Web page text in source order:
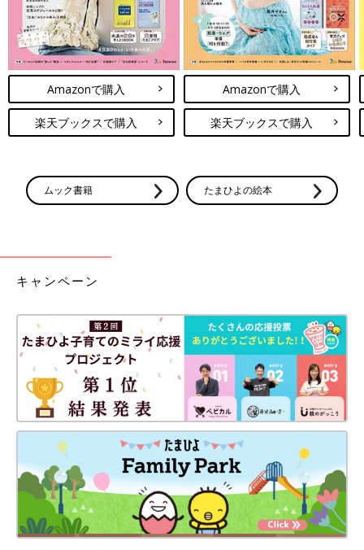
電子レンジについて
●電子レンジは600Wが基準です。電子レンジが600W以外のワッ
ト数の場合、加熱時間はメーカーにお問い合わせください。電子
レンジは機種により加熱時間が違います。初めはレシピより短い
時間で加熱し、様子を見ながら加熱時間を調節しましょう。
●電子レンジで液体を加熱するとき、沸点に達していても沸騰し
ない場合がごくまれにあります。この状態の液体がちょっとした
す(＝突沸現象)。やけどの原因になりますので、ご注意くださ
い。
●電子レンジを使う際は、広口の耐熱容器に入れて水分を加え、
●材料は、2019年通知の厚生労働省策定「授乳・離乳の支援ガイ
ド」を目安に、作りやすい分量にしています。赤ちゃんの食べら
れる量・かたさなどには個人差があるので、その子に合ったペー
スで進めましょう。なお、食物アレルギーと診断されている場合
は、医師の指導、指示に従ってください。
●だし汁や野菜スープ、水、湯などの水分量は出来上がり量を目
安にしています。使う鍋の大きさや火力、食材に含まれる水分量
などによって、途中で水分がたりなくなるような場合は、適宜水
分をたして焦げないようにご注意ください。
●水やだし汁の量は目安です。仕上がりが水分が少なく食べにく
いときは、水分をたして再度短時間加熱して調節してください。
●だし汁、野菜スープなどは手作りかベビーフードを使ってくだ
さい。
Amazonで購入
楽天ブックスで購入
Amazonで購入
楽天ブックスで購入
ムック書籍 たまひよの絵本
キャンペーン